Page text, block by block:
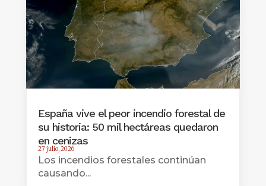
España vive el peor incendio forestal de
su historia: 50 mil hectáreas quedaron
en cenizas
27 julio, 2026
Los incendios forestales continúan
causando...